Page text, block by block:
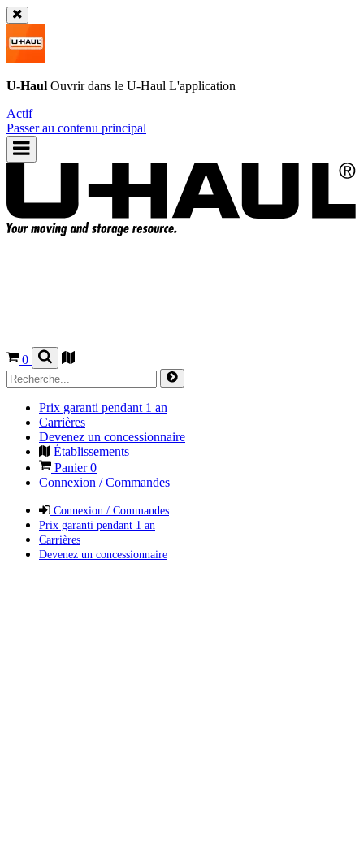
U-Haul Ouvrir dans le U-Haul L'application
Actif
Passer au contenu principal
0
Prix garanti pendant 1 an
Carrières
Devenez un concessionnaire
Établissements
Panier0
Connexion / Commandes
Connexion / Commandes
Prix garanti pendant 1 an
Carrières
Devenez un concessionnaire